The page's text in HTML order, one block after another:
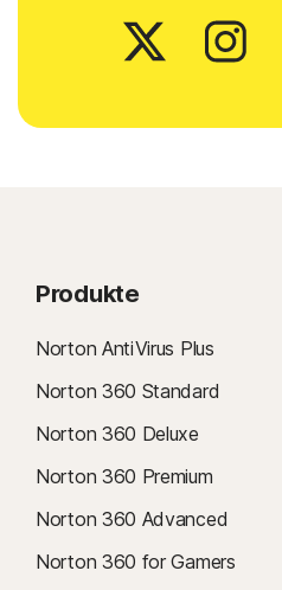
Produkte
Norton AntiVirus Plus
Norton 360 Standard
Norton 360 Deluxe
Norton 360 Premium
Norton 360 Advanced
Norton 360 for Gamers